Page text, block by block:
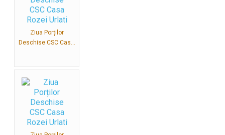
Ziua Porților
Deschise CSC Cas...